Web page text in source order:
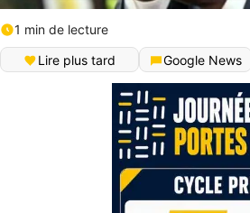
1 min de lecture
Lire plus tard
Google News